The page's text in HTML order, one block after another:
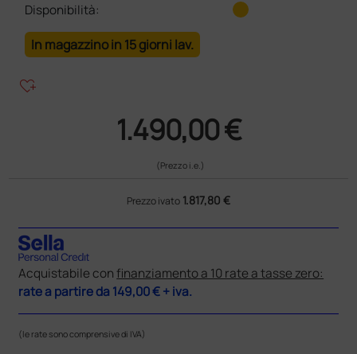
Disponibilità:
In magazzino in 15 giorni lav.
heart_plus
1.490,00 €
(Prezzo i.e.)
Prezzo ivato 1.817,80 €
Acquistabile con finanziamento a 10 rate a tasse zero:
rate a partire da149,00 €+ iva.
(le rate sono comprensive di IVA)